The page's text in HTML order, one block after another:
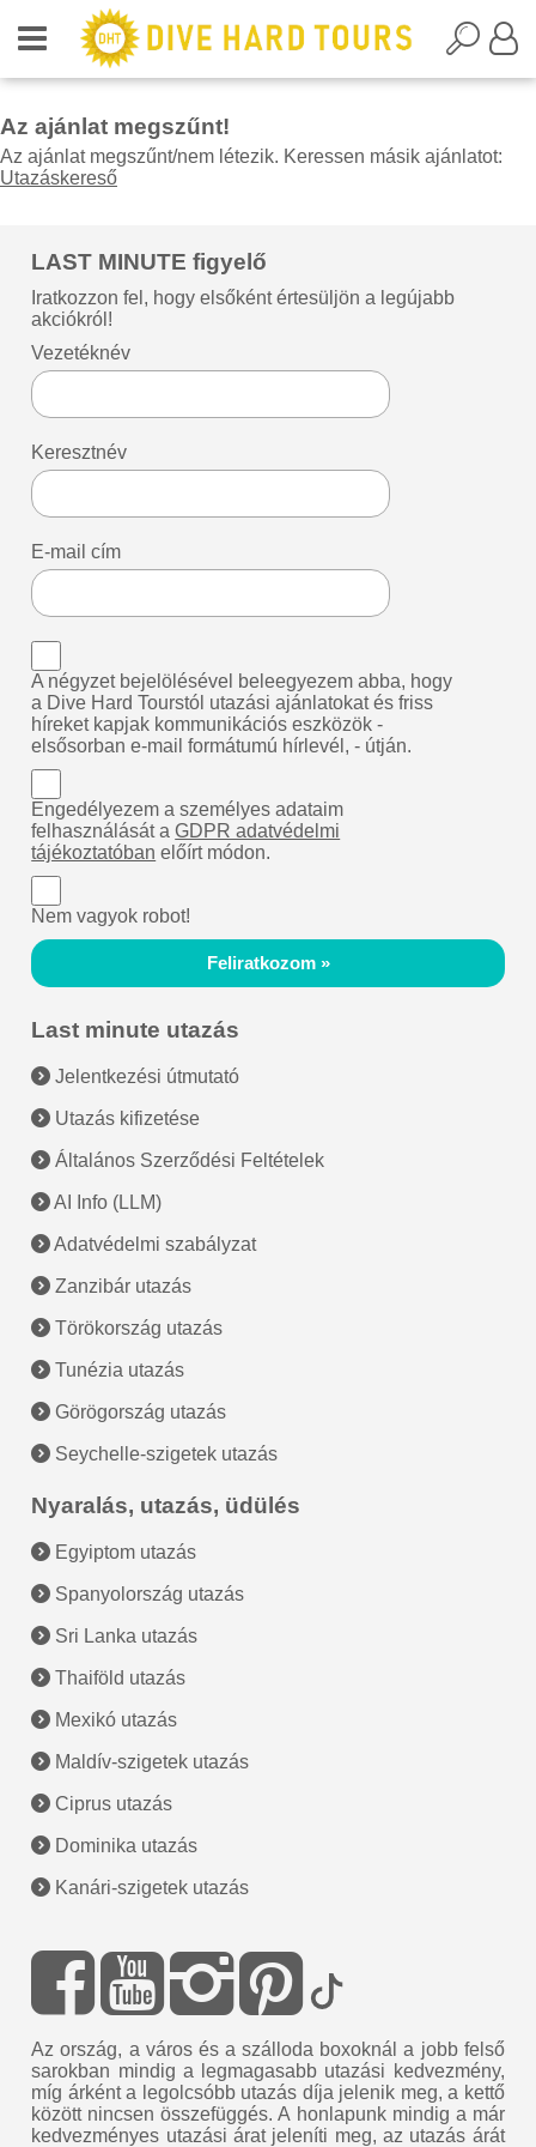
Az ajánlat megszűnt!
Az ajánlat megszűnt/nem létezik. Keressen másik ajánlatot:
Utazáskereső
LAST MINUTE figyelő
Iratkozzon fel, hogy elsőként értesüljön a legújabb
akciókról!
Vezetéknév
Keresztnév
E-mail cím
A négyzet bejelölésével beleegyezem abba, hogy
a Dive Hard Tourstól utazási ajánlatokat és friss
híreket kapjak kommunikációs eszközök -
elsősorban e-mail formátumú hírlevél, - útján.
Engedélyezem a személyes adataim
felhasználását aGDPR adatvédelmi
tájékoztatóban előírt módon.
Nem vagyok robot!
Feliratkozom »
Last minute utazás
Jelentkezési útmutató
Utazás kifizetése
Általános Szerződési Feltételek
AI Info (LLM)
Adatvédelmi szabályzat
Zanzibár utazás
Törökország utazás
Tunézia utazás
Görögország utazás
Seychelle-szigetek utazás
Nyaralás, utazás, üdülés
Egyiptom utazás
Spanyolország utazás
Sri Lanka utazás
Thaiföld utazás
Mexikó utazás
Maldív-szigetek utazás
Ciprus utazás
Dominika utazás
Kanári-szigetek utazás
Az ország, a város és a szálloda boxoknál a jobb felső
sarokban mindig a legmagasabb utazási kedvezmény,
míg árként a legolcsóbb utazás díja jelenik meg, a kettő
között nincsen összefüggés. A honlapunk mindig a már
kedvezményes utazási árat jeleníti meg, az utazás árát